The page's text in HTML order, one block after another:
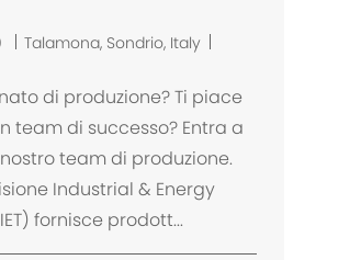
位
Talamona, Sondrio, Italy
di produzione? Ti piace
team di successo? Entra a
team di produzione.
Industrial & Energy
fornisce prodott...